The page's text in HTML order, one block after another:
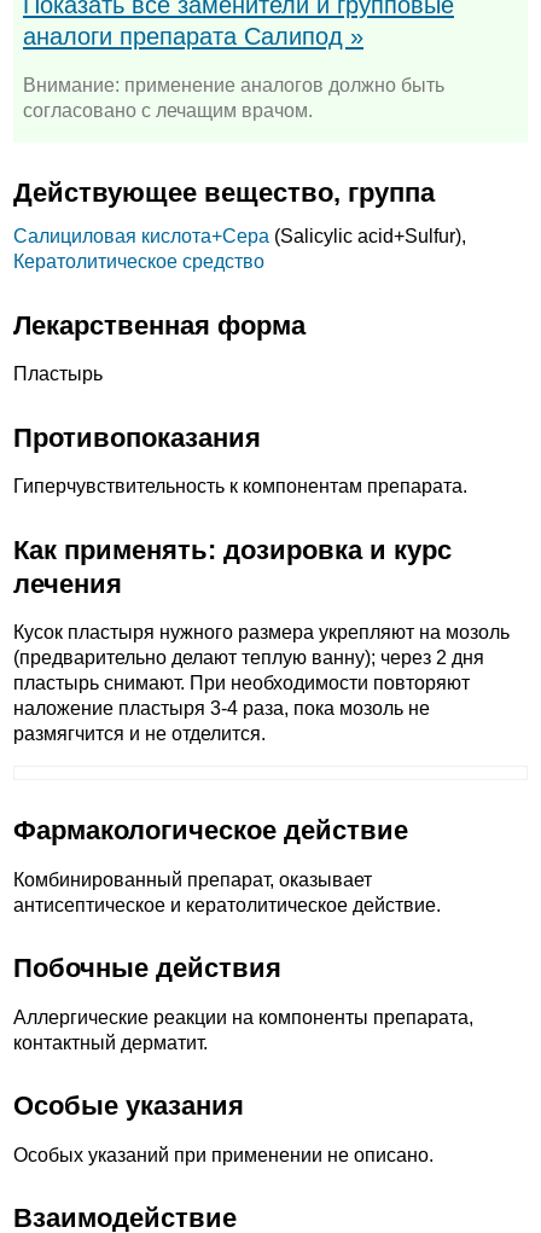
аналоги препарата Салипод »
Внимание: применение аналогов должно быть
согласовано с лечащим врачом.
Действующее вещество, группа
Салициловая кислота+Сера (Salicylic acid+Sulfur),
Кератолитическое средство
Лекарственная форма
Пластырь
Противопоказания
Гиперчувствительность к компонентам препарата.
Как применять: дозировка и курс
лечения
Кусок пластыря нужного размера укрепляют на мозоль
(предварительно делают теплую ванну); через 2 дня
пластырь снимают. При необходимости повторяют
наложение пластыря 3-4 раза, пока мозоль не
размягчится и не отделится.
Фармакологическое действие
Комбинированный препарат, оказывает
антисептическое и кератолитическое действие.
Побочные действия
Аллергические реакции на компоненты препарата,
контактный дерматит.
Особые указания
Особых указаний при применении не описано.
Взаимодействие